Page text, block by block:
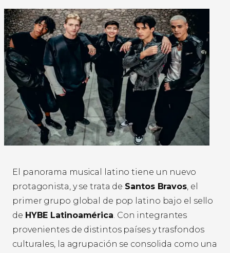
El panorama musical latino tiene un nuevo
protagonista, y se trata de Santos Bravos, el
primer grupo global de pop latino bajo el sello
de HYBE Latinoamérica. Con integrantes
provenientes de distintos países y trasfondos
culturales, la agrupación se consolida como una